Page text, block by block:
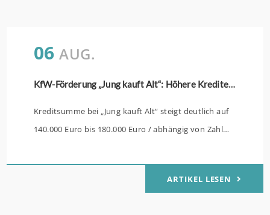
06 AUG.
KfW-Förderung „Jung kauft Alt“: Höhere Kredite ab August 2026
Kreditsumme bei „Jung kauft Alt“ steigt deutlich auf
140.000 Euro bis 180.000 Euro / abhängig von Zahl
verbilligt: Heutiger Zins bei 0,53 Prozent effektiv bei
35 Jahren Laufzeit und 10 Jahren Zinsbindung
ARTIKEL LESEN